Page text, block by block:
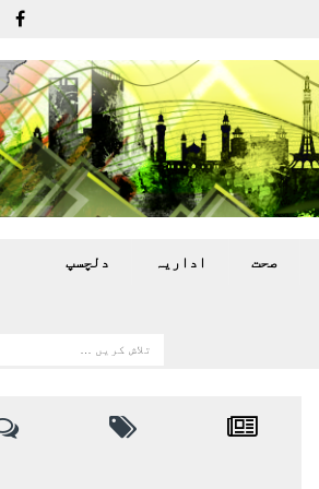
صحت اداريہ دلچسپ